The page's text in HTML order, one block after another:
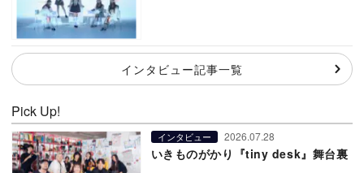
インタビュー記事一覧
Pick Up!
インタビュー 2026.07.28
いきものがかり『tiny desk』舞台裏